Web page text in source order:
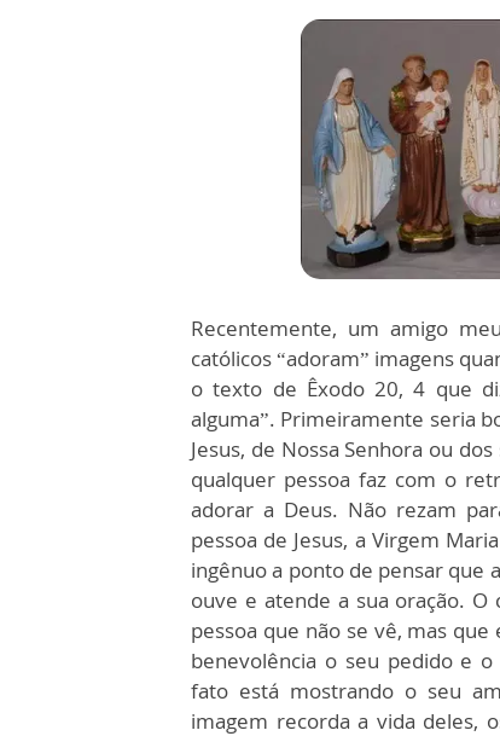
Recentemente, um amigo
católicos “adoram” imagens
o texto de Êxodo 20, 4 que
alguma”. Primeiramente seria
Jesus, de Nossa Senhora ou
qualquer pessoa faz com o
adorar a Deus. Não rezam
pessoa de Jesus, a Virgem
ingênuo a ponto de pensar que
ouve e atende a sua oração.
pessoa que não se vê, mas
benevolência o seu pedido e
fato está mostrando o seu
imagem recorda a vida deles,